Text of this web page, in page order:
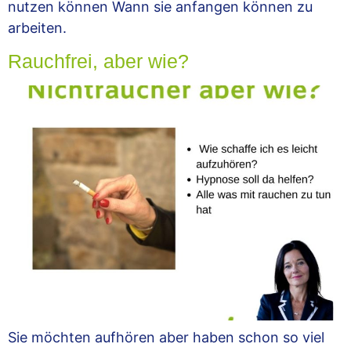
nutzen können Wann sie anfangen können zu
arbeiten.
Rauchfrei, aber wie?
Sie möchten aufhören aber haben schon so viel